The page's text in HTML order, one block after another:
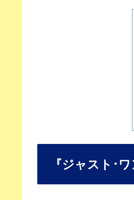
『ジャスト･